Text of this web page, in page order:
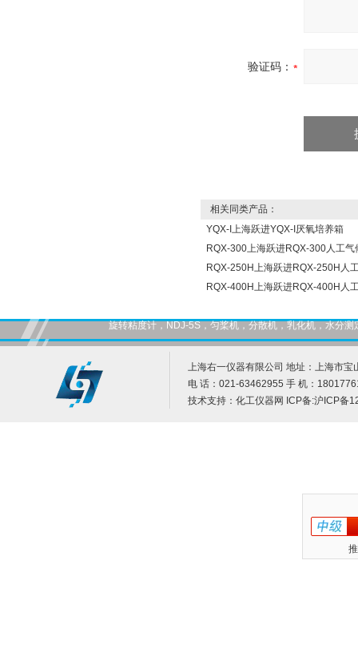
验证码：
相关同类产品：
YQX-I上海跃进YQX-I厌氧培养箱
RQX-300上海跃进RQX-300人工气
RQX-250H上海跃进RQX-250H人
RQX-400H上海跃进RQX-400H人
旋转粘度计，NDJ-5S，匀桨机，分散机，乳化机，水分
上海右一仪器有限公司 地址：上海市宝
电 话：021-63462955 手 机：
技术支持： 化工仪器网 ICP备:沪ICP备